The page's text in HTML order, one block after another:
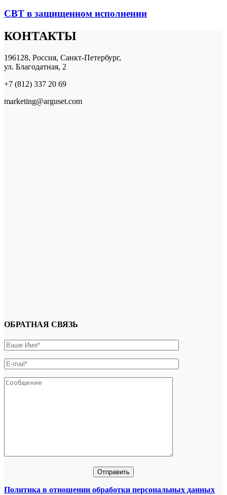
СВТ в защищенном исполнении
КОНТАКТЫ
196128, Россия, Санкт-Петербург,
ул. Благодатная, 2
+7 (812) 337 20 69
marketing@arguset.com
ОБРАТНАЯ СВЯЗЬ
Политика в отношении обработки персональных данных